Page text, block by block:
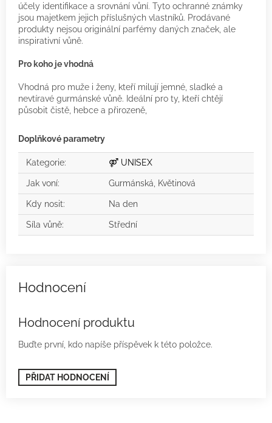
účely identifikace a srovnání vůní. Tyto ochranné známky
jsou majetkem jejich příslušných vlastníků. Prodávané
produkty nejsou originální parfémy daných značek, ale
inspirativní vůně.
Pro koho je vhodná
Vhodná pro muže i ženy, kteří milují jemné, sladké a
nevtíravé gurmánské vůně. Ideální pro ty, kteří chtějí
působit čistě, hebce a přirozeně,
Doplňkové parametry
Kategorie: ⚤ UNISEX
Jak voní: Gurmánská, Květinová
Kdy nosit: Na den
Síla vůně: Střední
Hodnocení produktu
Buďte první, kdo napíše příspěvek k této položce.
PŘIDAT HODNOCENÍ